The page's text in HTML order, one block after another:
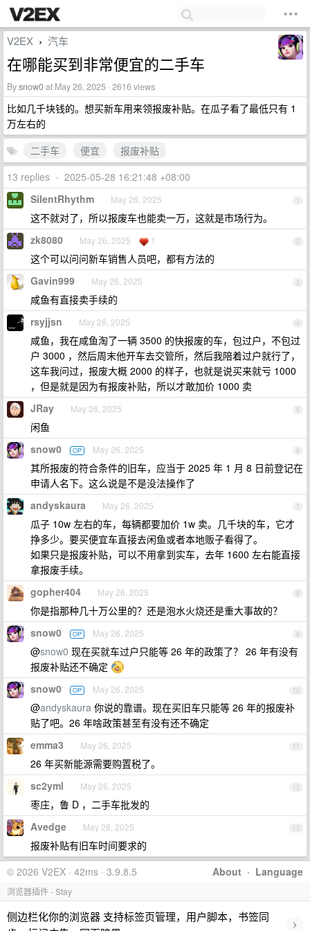
V2EX › 汽车
在哪能买到非常便宜的二手车
Bysnow0at May 26, 2025 · 2616 views
比如几千块钱的。想买新车用来领报废补贴。在瓜子看了最低只有 1
万左右的
二手车
便宜
报废补贴
13 replies • 2025-05-28 16:21:48 +08:00
1
SilentRhythm May 26, 2025
这不就对了，所以报废车也能卖一万，这就是市场行为。
2
zk8080 May 26, 2025 1
这个可以问问新车销售人员吧，都有方法的
3
Gavin999 May 26, 2025
咸鱼有直接卖手续的
4
rsyjjsn May 26, 2025
咸鱼，我在咸鱼淘了一辆 3500 的快报废的车，包过户，不包过
户 3000 ，然后周末他开车去交管所，然后我陪着过户就行了，
这车我问过，报废大概 2000 的样子，也就是说买来就亏 1000
，但是就是因为有报废补贴，所以才敢加价 1000 卖
5
JRay May 26, 2025
闲鱼
6
snow0 OP May 26, 2025
其所报废的符合条件的旧车，应当于 2025 年 1 月 8 日前登记在
申请人名下。这么说是不是没法操作了
7
andyskaura May 26, 2025
瓜子 10w 左右的车，每辆都要加价 1w 卖。几千块的车，它才
挣多少。要买便宜车直接去闲鱼或者本地贩子看得了。
如果只是报废补贴，可以不用拿到实车，去年 1600 左右能直接
拿报废手续。
8
gopher404 May 26, 2025
你是指那种几十万公里的？还是泡水火烧还是重大事故的？
9
snow0 OP May 26, 2025
@snow0 现在买就车过户只能等 26 年的政策了？ 26 年有没有
报废补贴还不确定
10
snow0 OP May 26, 2025
@andyskaura 你说的靠谱。现在买旧车只能等 26 年的报废补
贴了吧。26 年啥政策甚至有没有还不确定
11
emma3 May 26, 2025
26 年买新能源需要购置税了。
12
sc2yml May 26, 2025
枣庄，鲁 D ，二手车批发的
13
Avedge May 28, 2025
报废补贴有旧车时间要求的
About · Language
© 2026 V2EX · 42ms · 3.9.8.5
浏览器插件 - Stay
侧边栏化你的浏览器 支持标签页管理，用户脚本，书签同
›